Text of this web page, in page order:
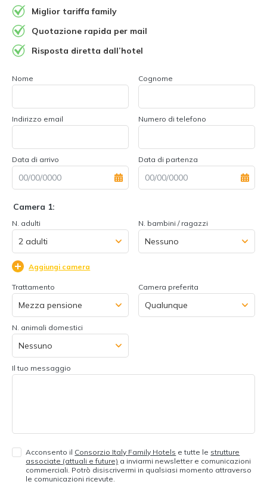
Miglior tariffa family
Quotazione rapida per mail
Risposta diretta dall’hotel
Nome Cognome
Indirizzo email Numero di telefono
Data di arrivo Data di partenza
Camera 1:
N. adulti N. bambini / ragazzi
Aggiungi camera
Trattamento Camera preferita
N. animali domestici
Il tuo messaggio
Acconsento il Consorzio Italy Family Hotels e tutte le strutture
associate (attuali e future) a inviarmi newsletter e comunicazioni
commerciali. Potrò disiscrivermi in qualsiasi momento attraverso
le comunicazioni ricevute.